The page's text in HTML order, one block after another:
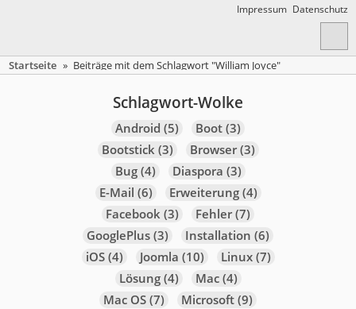
Impressum Datenschutz
Startseite » Beiträge mit dem Schlagwort "William Joyce"
Schlagwort-Wolke
Android (5) Boot(3)
Bootstick(3) Browser(3)
Bug(4) Diaspora (3)
E-Mail (6) Erweiterung(4)
Facebook(3) Fehler(7)
GooglePlus(3) Installation (6)
iOS(4) Joomla (10) Linux(7)
Lösung(4) Mac(4)
Mac OS(7) Microsoft(9)